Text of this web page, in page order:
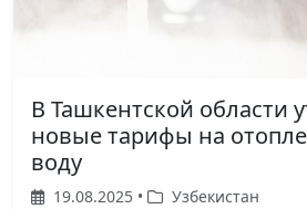
В Ташкентской области
новые тарифы на
воду
19.08.2025 • Узбекистан